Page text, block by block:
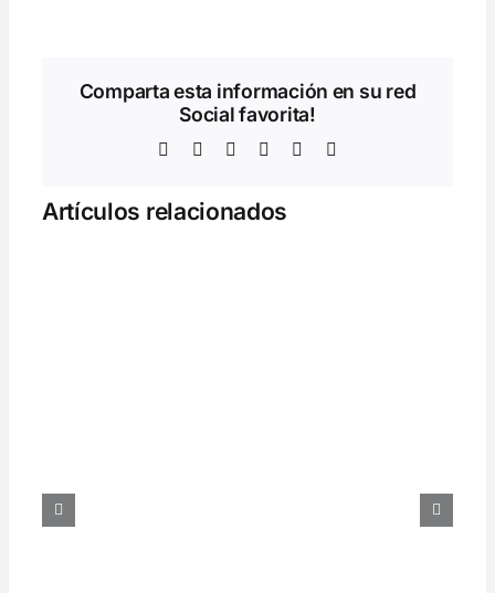
Comparta esta información en su red
Social favorita!
Facebook
TwitterLinkedInWhatsAppTelegram
Artículos relacionados